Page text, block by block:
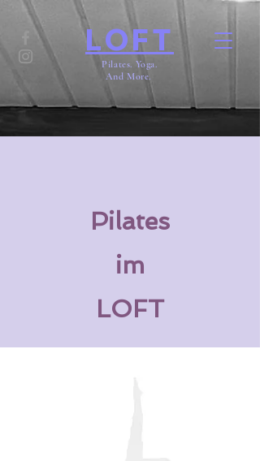
LOFT
Pilates. Yoga.
And More.
Pilates
im
LOFT